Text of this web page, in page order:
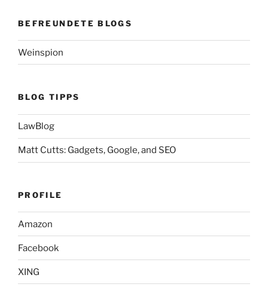
BEFREUNDETE BLOGS
Weinspion
BLOG TIPPS
LawBlog
Matt Cutts: Gadgets, Google, and SEO
PROFILE
Amazon
Facebook
XING